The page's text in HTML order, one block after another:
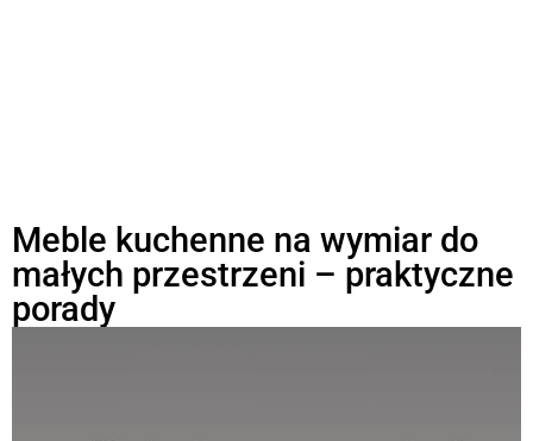
Meble kuchenne na wymiar do
małych przestrzeni – praktyczne
porady